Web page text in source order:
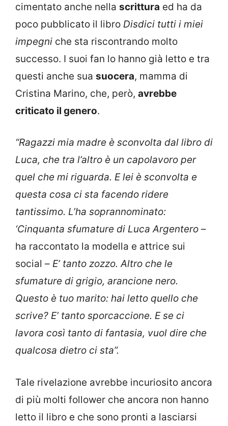
cimentato anche nella scrittura ed ha da
poco pubblicato il libro Disdici tutti i miei
impegni che sta riscontrando molto
successo. I suoi fan lo hanno già letto e tra
questi anche sua suocera, mamma di
Cristina Marino, che, però, avrebbe
criticato il genero.
“Ragazzi mia madre è sconvolta dal libro di
Luca, che tra l’altro è un capolavoro per
quel che mi riguarda. E lei è sconvolta e
questa cosa ci sta facendo ridere
tantissimo. L’ha soprannominato:
‘Cinquanta sfumature di Luca Argentero –
ha raccontato la modella e attrice sui
social – E’ tanto zozzo. Altro che le
sfumature di grigio, arancione nero.
Questo è tuo marito: hai letto quello che
scrive? E’ tanto sporcaccione. E se ci
lavora così tanto di fantasia, vuol dire che
qualcosa dietro ci sta”.
Tale rivelazione avrebbe incuriosito ancora
di più molti follower che ancora non hanno
letto il libro e che sono pronti a lasciarsi